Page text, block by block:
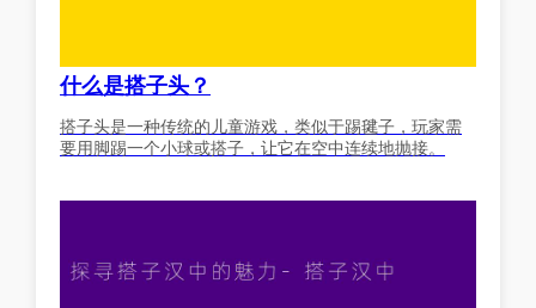
什么是搭子头？
搭子头是一种传统的儿童游戏，类似于踢毽子，玩家需
要用脚踢一个小球或搭子，让它在空中连续地抛接。